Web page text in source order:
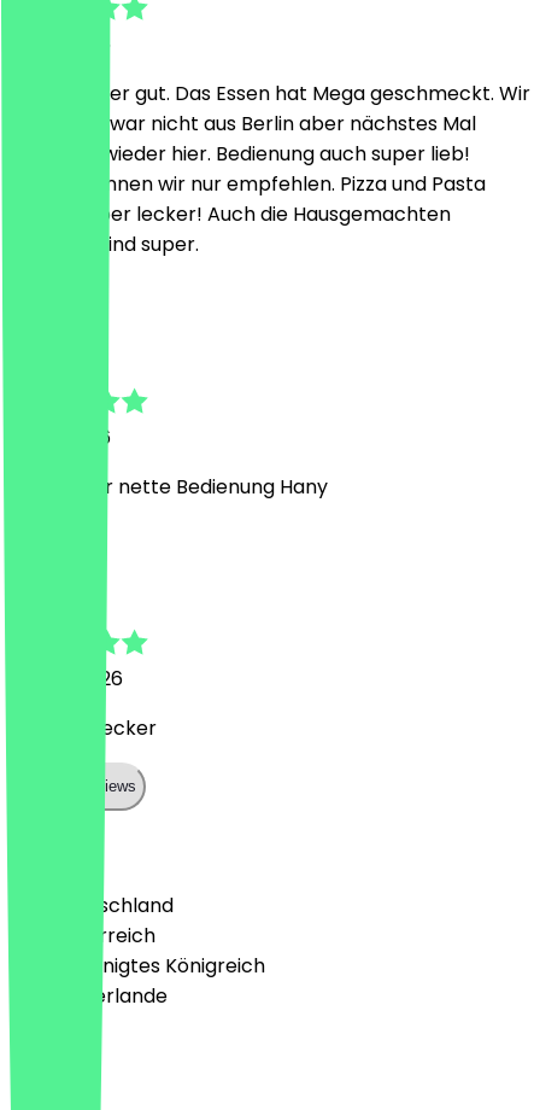
Es war super gut. Das Essen hat Mega geschmeckt. Wir
kommen zwar nicht aus Berlin aber nächstes Mal
essen wir wieder hier. Bedienung auch super lieb!
(Hany) Können wir nur empfehlen. Pizza und Pasta
beides super lecker! Auch die Hausgemachten
Desserts sind super.
5. Juli 2026
Heute sehr nette Bedienung Hany
13. Juni 2026
Nett und lecker
Show all reviews
🇩🇪 Deutschland
🇦🇹 Österreich
🇬🇧 Vereinigtes Königreich
🇳🇱 Niederlande